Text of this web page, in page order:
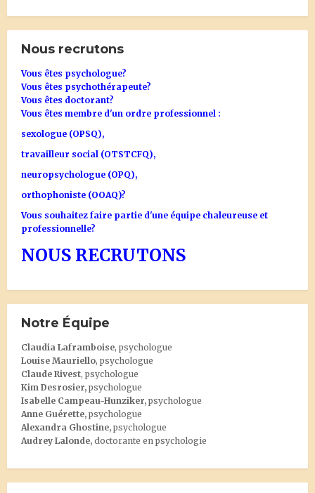
Nous recrutons
Vous êtes psychologue?
Vous êtes psychothérapeute?
Vous êtes doctorant?
Vous êtes membre d'un ordre professionnel :
sexologue (OPSQ),
travailleur social (OTSTCFQ),
neuropsychologue (OPQ),
orthophoniste (OOAQ)?
Vous souhaitez faire partie d'une équipe chaleureuse et
professionnelle?
NOUS RECRUTONS
Notre Équipe
Claudia Laframboise, psychologue
Louise Mauriello, psychologue
Claude Rivest, psychologue
Kim Desrosier, psychologue
Isabelle Campeau-Hunziker, psychologue
Anne Guérette, psychologue
Alexandra Ghostine, psychologue
Audrey Lalonde, doctorante en psychologie